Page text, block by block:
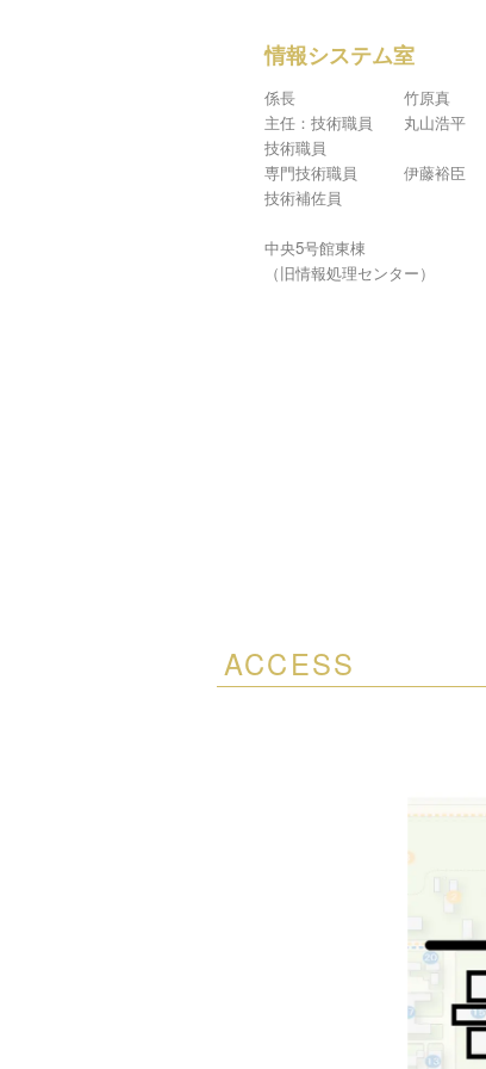
情報システム室
係長 竹原真
主任：技術職員 丸山浩平
技術職員
専門技術職員 伊藤裕臣
技術補佐員
中央5号館東棟
（旧情報処理センター）
ACCESS